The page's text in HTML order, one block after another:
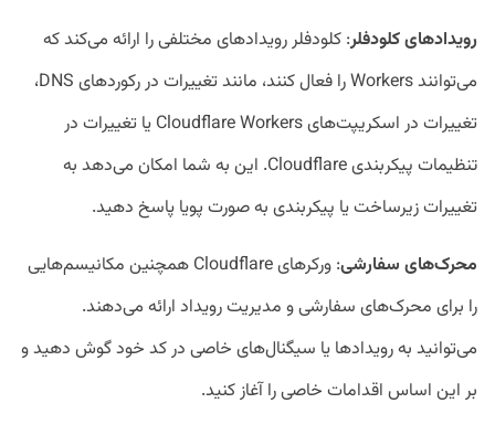
رویدادهای کلودفلر: کلودفلر رویدادهای مختلفی را ارائه می‌کند که
می‌توانند Workers را فعال کنند، مانند تغییرات در رکوردهای DNS،
تغییرات در اسکریپت‌های Cloudflare Workers یا تغییرات در
تنظیمات پیکربندی Cloudflare. این به شما امکان می‌دهد به
تغییرات زیرساخت یا پیکربندی به صورت پویا پاسخ دهید.
محرکهای سفارشی
: ورکرهای Cloudflare همچنین مکانیسم‌هایی
را برای محرک‌های سفارشی و مدیریت رویداد ارائه می‌دهند.
می‌توانید به رویدادها یا سیگنال‌های خاصی در کد خود گوش دهید و
بر این اساس اقدامات خاصی را آغاز کنید.